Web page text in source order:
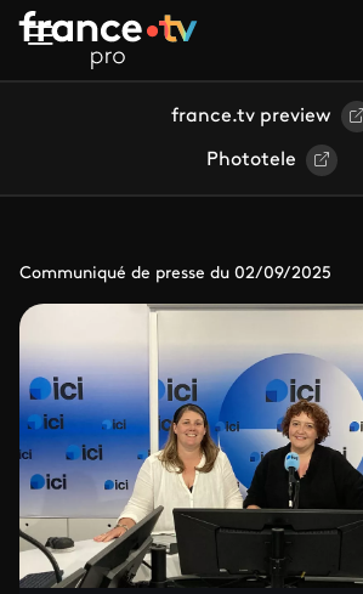
Aller au contenu principal
france.tv preview
Phototele
Communiqué de presse du 02/09/2025